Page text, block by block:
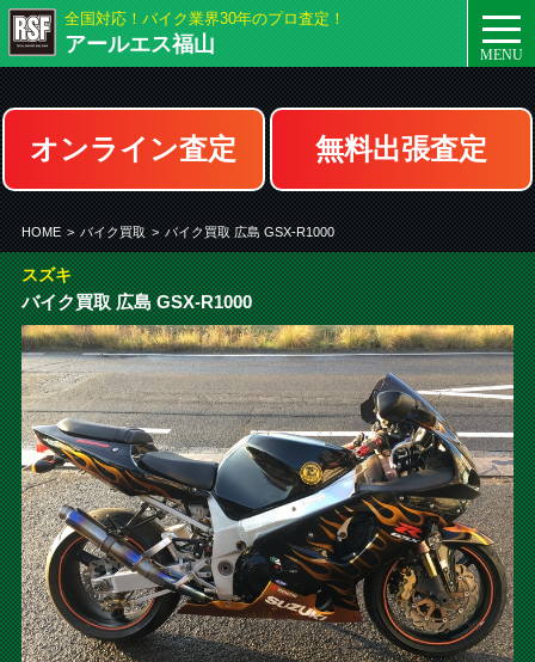
全国対応！バイク業界30年のプロ査定！
アールエス福山
オンライン査定 無料出張査定
HOME > バイク買取 > バイク買取 広島 GSX-R1000
スズキ
バイク買取 広島 GSX-R1000